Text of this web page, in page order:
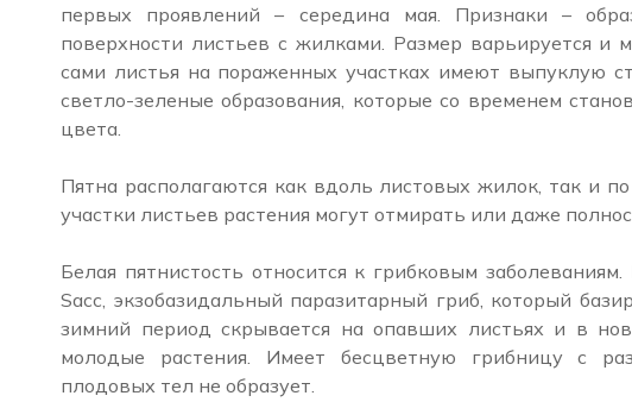
первых проявлений – середина мая. Признаки –
поверхности листьев с жилками. Размер варьируется и
сами листья на пораженных участках имеют выпуклую
светло-зеленые образования, которые со временем
цвета.
Пятна располагаются как вдоль листовых жилок, так и
участки листьев растения могут отмирать или даже
Белая пятнистость относится к грибковым
Sacc, экзобазидальный паразитарный гриб, который
зимний период скрывается на опавших листьях и в
молодые растения. Имеет бесцветную грибницу с
плодовых тел не образует.